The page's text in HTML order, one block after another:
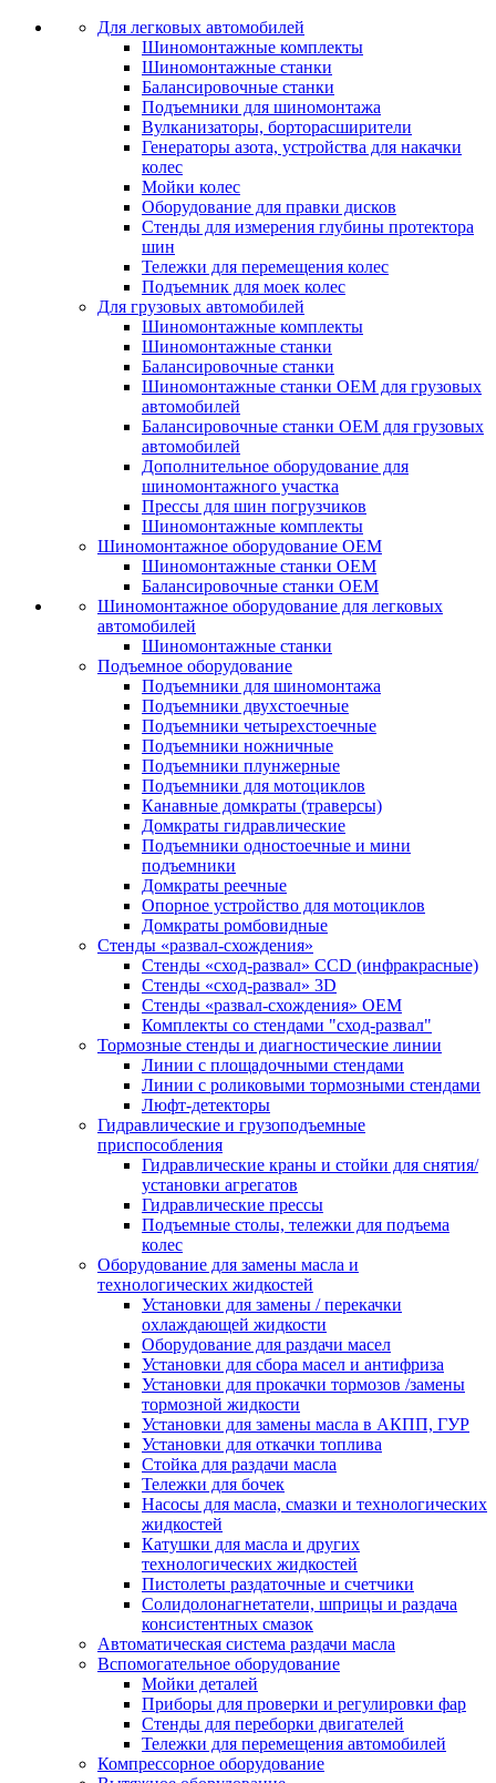
Для легковых автомобилей
Шиномонтажные комплекты
Шиномонтажные станки
Балансировочные станки
Подъемники для шиномонтажа
Вулканизаторы, борторасширители
Генераторы азота, устройства для накачки
колес
Мойки колес
Оборудование для правки дисков
Стенды для измерения глубины протектора
шин
Тележки для перемещения колес
Подъемник для моек колеc
Для грузовых автомобилей
Шиномонтажные комплекты
Шиномонтажные станки
Балансировочные станки
Шиномонтажные станки ОЕМ для грузовых
автомобилей
Балансировочные станки ОЕМ для грузовых
автомобилей
Дополнительное оборудование для
шиномонтажного участка
Прессы для шин погрузчиков
Шиномонтажные комплекты
Шиномонтажное оборудование ОЕМ
Шиномонтажные станки ОЕМ
Балансировочные станки ОЕМ
Шиномонтажное оборудование для легковых
автомобилей
Шиномонтажные станки
Подъемное оборудование
Подъемники для шиномонтажа
Подъемники двухстоечные
Подъемники четырехстоечные
Подъемники ножничные
Подъемники плунжерные
Подъемники для мотоциклов
Канавные домкраты (траверсы)
Домкраты гидравлические
Подъемники одностоечные и мини
подъемники
Домкраты реечные
Опорное устройство для мотоциклов
Домкраты ромбовидные
Стенды «развал-схождения»
Стенды «сход-развал» CCD (инфракрасные)
Стенды «сход-развал» 3D
Стенды «развал-схождения» ОЕМ
Комплекты со стендами "сход-развал"
Тормозные стенды и диагностические линии
Линии с площадочными стендами
Линии с роликовыми тормозными стендами
Люфт-детекторы
Гидравлические и грузоподъемные
приспособления
Гидравлические краны и стойки для снятия/
установки агрегатов
Гидравлические прессы
Подъемные столы, тележки для подъема
колес
Оборудование для замены масла и
технологических жидкостей
Установки для замены / перекачки
охлаждающей жидкости
Оборудование для раздачи масел
Установки для сбора масел и антифриза
Установки для прокачки тормозов /замены
тормозной жидкости
Установки для замены масла в АКПП, ГУР
Установки для откачки топлива
Стойка для раздачи масла
Тележки для бочек
Насосы для масла, смазки и технологических
жидкостей
Катушки для масла и других
технологических жидкостей
Пистолеты раздаточные и счетчики
Солидолонагнетатели, шприцы и раздача
консистентных смазок
Автоматическая система раздачи масла
Вспомогательное оборудование
Мойки деталей
Приборы для проверки и регулировки фар
Стенды для переборки двигателей
Тележки для перемещения автомобилей
Компрессорное оборудование